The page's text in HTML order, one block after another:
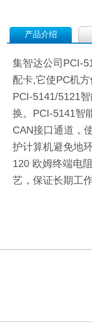
产品介绍
集智达公司PCI-
配卡,它使PC机
PCI-5141/5121
换。PCI-5141智
CAN接口通道，
护计算机避免地
120 欧姆终端电
艺，保证长期工